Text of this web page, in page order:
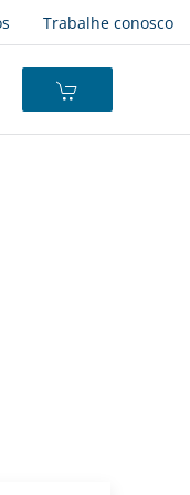
Trabalhe conosco